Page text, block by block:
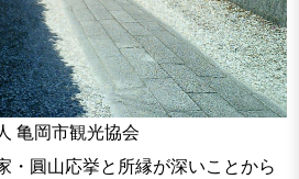
亀岡市観光協会
・圓山応挙と所縁が深いことから